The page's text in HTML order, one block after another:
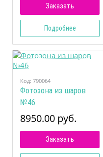
Заказать
Подробнее
Код: 790064
Фотозона из шаров
№46
8950.00 руб.
Заказать